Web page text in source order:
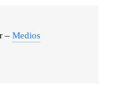
– Medios